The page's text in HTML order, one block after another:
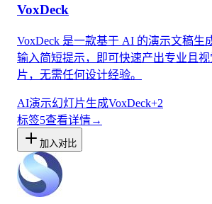
VoxDeck
VoxDeck 是一款基于 AI 的演示文稿生
输入简短提示，即可快速产出专业且
片，无需任何设计经验。
AI演示幻灯片生成VoxDeck+2
标签5查看详情→
加入对比